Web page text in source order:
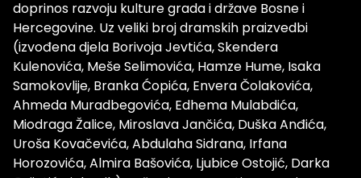
doprinos razvoju kulture grada i države Bosne i
Hercegovine. Uz veliki broj dramskih praizvedbi
(izvođena djela Borivoja Jevtića, Skendera
Kulenovića, Meše Selimovića, Hamze Hume, Isaka
Samokovlije, Branka Ćopića, Envera Čolakovića,
Ahmeda Muradbegovića, Edhema Mulabdića,
Miodraga Žalice, Miroslava Jančića, Duška Anđića,
Uroša Kovačevića, Abdulaha Sidrana, Irfana
Horozovića, Almira Bašovića, Ljubice Ostojić, Darka